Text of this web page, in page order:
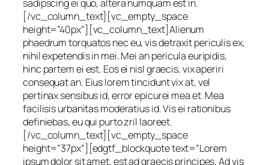
sadipscing ei quo, altera numquam est in.
[/vc_column_text][vc_empty_space
height=”40px”][vc_column_text]Alienum
phaedrum torquatos nec eu, vis detraxit periculis ex,
nihil expetendis in mei. Mei an pericula euripidis,
hinc partem ei est. Eos ei nisl graecis, vix aperiri
consequat an. Eius lorem tincidunt vix at, vel
pertinax sensibus id, error epicurei mea et. Mea
facilisis urbanitas moderatius id. Vis ei rationibus
definiebas, eu qui purto zril laoreet.
[/vc_column_text][vc_empty_space
height=”37px”][edgtf_blockquote text=”Lorem
ipsum dolor sit amet, est ad graecis principes. Ad vis